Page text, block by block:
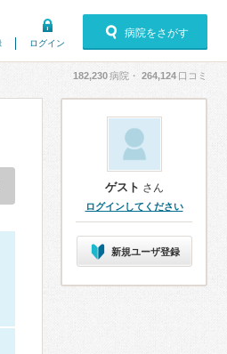
ログイン
病院をさがす
182,230病院・ 264,124 口コミ
ゲスト さん
ログインしてください
新規ユーザ登録